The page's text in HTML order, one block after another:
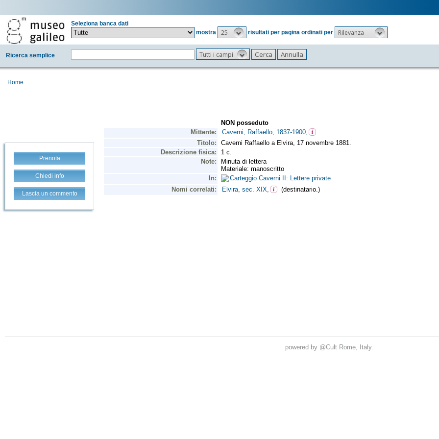
Seleziona banca dati
mostra
25 risultati per pagina ordinati per Rilevanza
Ricerca semplice Tutti i campi
Home
Prenota
Chiedi info
Lascia un commento
powered by @Cult Rome, Italy.